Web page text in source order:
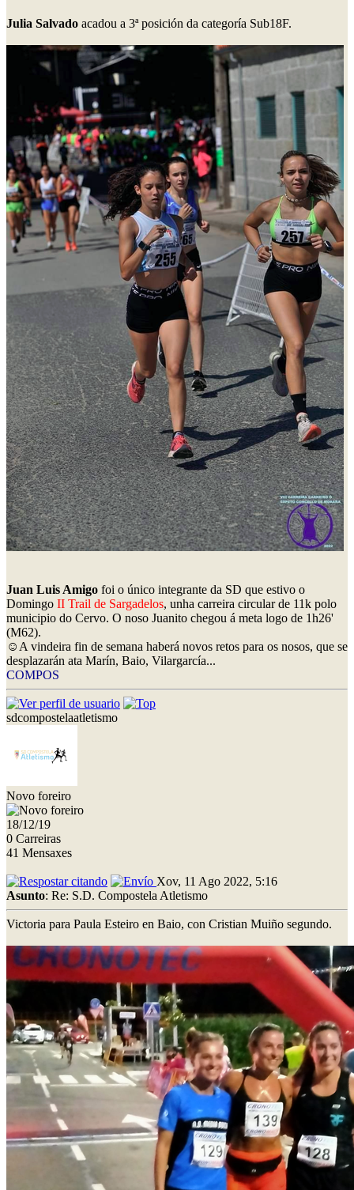
Julia Salvado acadou a 3ª posición da categoría Sub18F.
Juan Luis Amigo foi o único integrante da SD que estivo o
Domingo II Trail de Sargadelos, unha carreira circular de 11k polo
municipio do Cervo. O noso Juanito chegou á meta logo de 1h26'
(M62).
☺️A vindeira fin de semana haberá novos retos para os nosos, que se
desplazarán ata Marín, Baio, Vilargarcía...
COMPOS
sdcompostelaatletismo
Novo foreiro
18/12/19
0 Carreiras
41 Mensaxes
Xov, 11 Ago 2022, 5:16
Asunto: Re: S.D. Compostela Atletismo
Victoria para Paula Esteiro en Baio, con Cristian Muiño segundo.